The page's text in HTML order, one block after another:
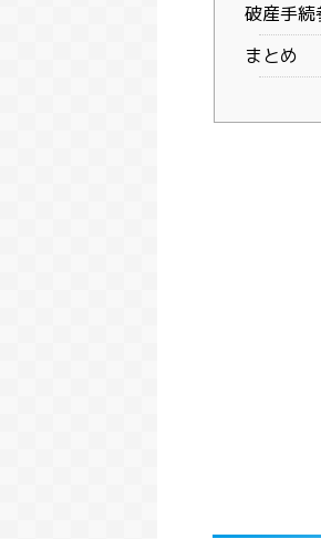
破産手続
まとめ